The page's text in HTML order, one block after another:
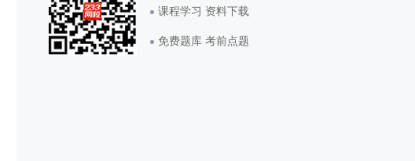
课程学习 资料下载
免费题库 考前点题